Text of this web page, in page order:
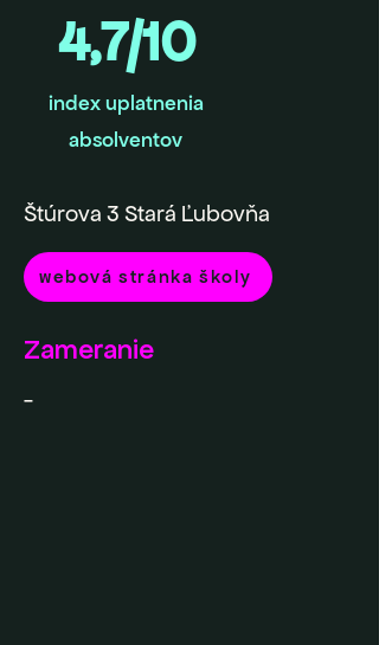
4,7/10
index uplatnenia
absolventov
Štúrova 3 Stará Ľubovňa
webová stránka školy
Zameranie
-